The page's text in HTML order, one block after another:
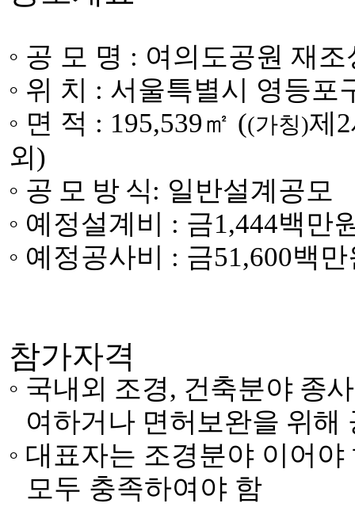
◦ 공 모 명 : 여의도공원 재
◦ 위 치 : 서울특별시 영등포
◦ 면 적 : 195,539㎡ ((가칭)제2
외)
◦ 공 모 방 식: 일반설계공모
◦ 예정설계비 : 금1,444백만
◦ 예정공사비 : 금51,600백만
참가자격
◦ 국내외 조경, 건축분야 종
여하거나 면허보완을 위해
◦ 대표자는 조경분야 이어야
모두 충족하여야 함